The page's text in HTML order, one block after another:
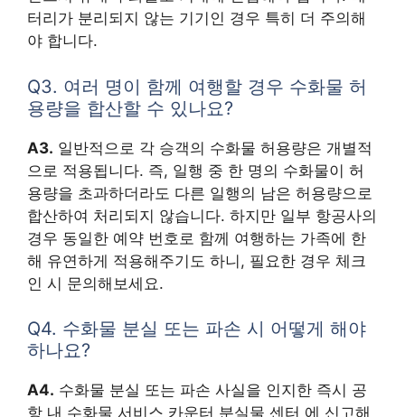
터리가 분리되지 않는 기기인 경우 특히 더 주의해
야 합니다.
Q3. 여러 명이 함께 여행할 경우 수화물 허
용량을 합산할 수 있나요?
A3. 일반적으로 각 승객의 수화물 허용량은 개별적
으로 적용됩니다. 즉, 일행 중 한 명의 수화물이 허
용량을 초과하더라도 다른 일행의 남은 허용량으로
합산하여 처리되지 않습니다. 하지만 일부 항공사의
경우 동일한 예약 번호로 함께 여행하는 가족에 한
해 유연하게 적용해주기도 하니, 필요한 경우 체크
인 시 문의해보세요.
Q4. 수화물 분실 또는 파손 시 어떻게 해야
하나요?
A4. 수화물 분실 또는 파손 사실을 인지한 즉시 공
항 내 수화물 서비스 카운터 분실물 센터 에 신고해